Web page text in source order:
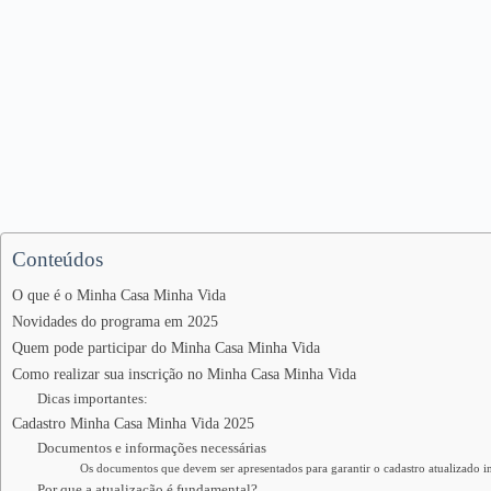
Conteúdos
O que é o Minha Casa Minha Vida
Novidades do programa em 2025
Quem pode participar do Minha Casa Minha Vida
Como realizar sua inscrição no Minha Casa Minha Vida
Dicas importantes:
Cadastro Minha Casa Minha Vida 2025
Documentos e informações necessárias
Os documentos que devem ser apresentados para garantir o cadastro atualizado